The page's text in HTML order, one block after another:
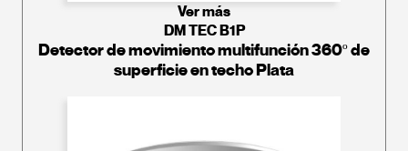
Ver más
DM TEC B1P
Detector de movimiento multifunción 360º de
superficie en techo Plata